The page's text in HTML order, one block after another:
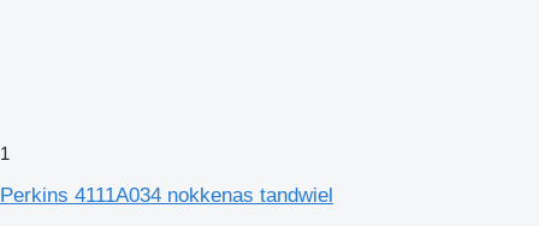
1
Perkins 4111A034 nokkenas tandwiel